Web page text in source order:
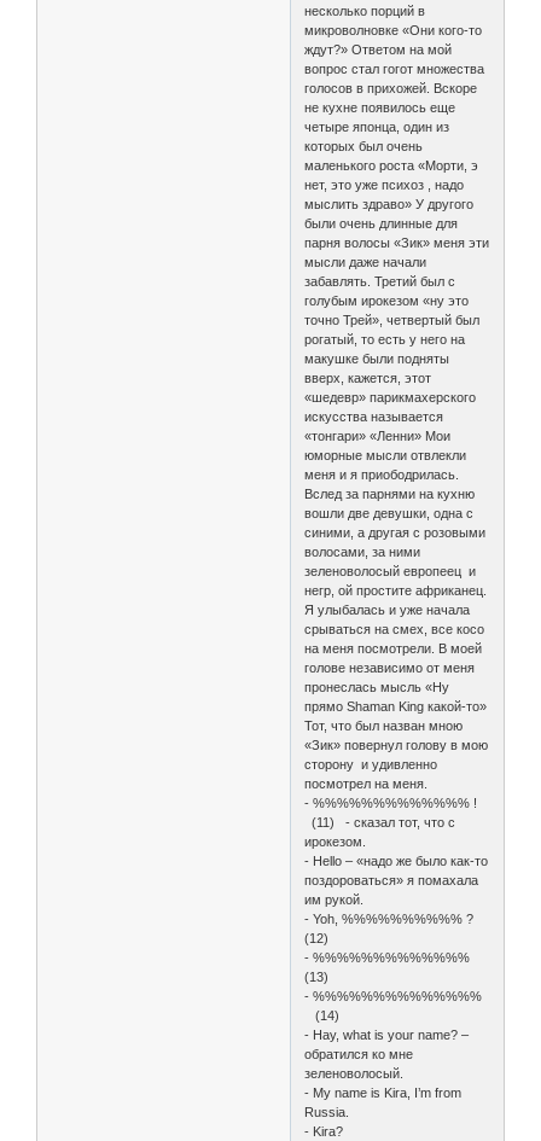
несколько порций в
микроволновке «Они кого-то
ждут?» Ответом на мой
вопрос стал гогот множества
голосов в прихожей. Вскоре
не кухне появилось еще
четыре японца, один из
которых был очень
маленького роста «Морти, э
нет, это уже психоз , надо
мыслить здраво» У другого
были очень длинные для
парня волосы «Зик» меня эти
мысли даже начали
забавлять. Третий был с
голубым ирокезом «ну это
точно Трей», четвертый был
рогатый, то есть у него на
макушке были подняты
вверх, кажется, этот
«шедевр» парикмахерского
искусства называется
«тонгари» «Ленни» Мои
юморные мысли отвлекли
меня и я приободрилась.
Вслед за парнями на кухню
вошли две девушки, одна с
синими, а другая с розовыми
волосами, за ними
зеленоволосый европеец и
негр, ой простите африканец.
Я улыбалась и уже начала
срываться на смех, все косо
на меня посмотрели. В моей
голове независимо от меня
пронеслась мысль «Ну
прямо Shaman King какой-то»
Тот, что был назван мною
«Зик» повернул голову в мою
сторону и удивленно
посмотрел на меня.
- %%%%%%%%%%%%% !
(11) - сказал тот, что с
ирокезом.
- Hello – «надо же было как-то
поздороваться» я помахала
им рукой.
- Yoh, %%%%%%%%%% ?
(12)
- %%%%%%%%%%%%%
(13)
- %%%%%%%%%%%%%%
(14)
- Hay, what is your name? –
обратился ко мне
зеленоволосый.
- My name is Kira, I’m from
Russia.
- Kira?